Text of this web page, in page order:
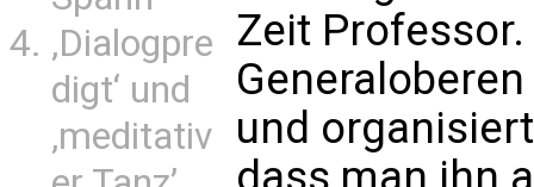
‚Dialogpre
digt‘ und
‚meditativ
Zeit
und